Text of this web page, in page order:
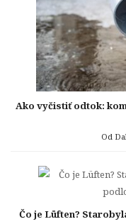
Ako vyčistiť odtok:
Od
Čo je Lüften?